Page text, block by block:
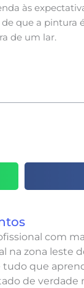
às
que a pintura
de um lar.
com
na zona leste
tudo que
de verdade